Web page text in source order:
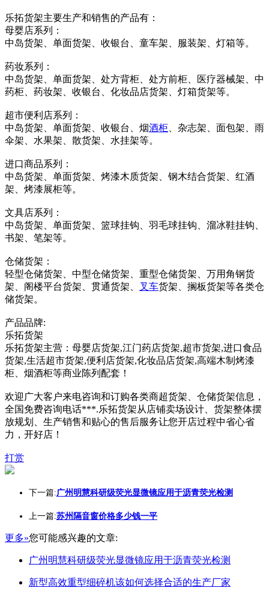
乐拓货架主要生产和销售的产品有：
母婴店系列：
中岛货架、单面货架、收银台、童车架、服装架、灯箱等。
药妆系列：
中岛货架、单面货架、处方背柜、处方前柜、医疗器械架、中
药柜、药妆架、收银台、化妆品店货架、灯箱货架等。
超市便利店系列：
中岛货架、单面货架、收银台、烟酒柜 、杂志架、面包架、雨
伞架、水果架、散货架、水挂架等。
进口商品系列：
中岛货架、单面货架、烤漆木质货架、钢木结合货架、红酒
架、烤漆展柜等。
文具店系列：
中岛货架、单面货架、篮球挂钩、羽毛球挂钩、溜冰鞋挂钩、
书架、笔架等。
仓储货架：
轻型仓储货架、中型仓储货架、重型仓储货架、万用角钢货
架、阁楼平台货架、贯通货架、
叉车货架、搁板货架等各类仓
储货架。
产品品牌:
乐拓货架
乐拓货架主营：母婴店货架,江门药店货架,超市货架,进口食品
货架,生活超市货架,便利店货架,化妆品店货架,高端木制烤漆
柜、烟酒柜等商业陈列配套！
欢迎广大客户来电咨询和订购各类商超货架、仓储货架信息，
全国免费咨询电话***.乐拓货架从店铺卖场设计、货架整体摆
放规划、生产销售和贴心的售后服务让您开店过程中省心省
力，开好店！
打赏
下一篇:广州明慧科研级荧光显微镜应用于沥青荧光检测
上一篇:苏州隔音窗价格多少钱一平
更多»您可能感兴趣的文章:
广州明慧科研级荧光显微镜应用于沥青荧光检测
新型高效重型细碎机该如何选择合适的生产厂家